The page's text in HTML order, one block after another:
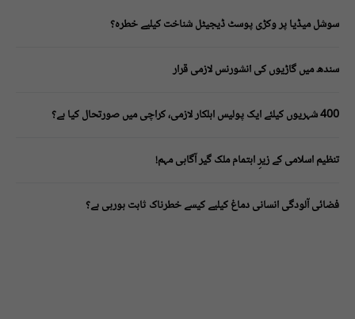
سوشل میڈیا پر وکڑی پوسٹ ڈیجیٹل شناخت کیلیے خطرہ؟
سندھ میں گاڑیوں کی انشورنس لازمی قرار
400 شہریوں کیلئے ایک پولیس اہلکار لازمی، کراچی میں صورتحال کیا ہے؟
تنظیم اسلامی کے زیرِ اہتمام ملک گیر آگاہی مہم!
فضائی آلودگی انسانی دماغ کیلیے کیسے خطرناک ثابت ہورہی ہے؟